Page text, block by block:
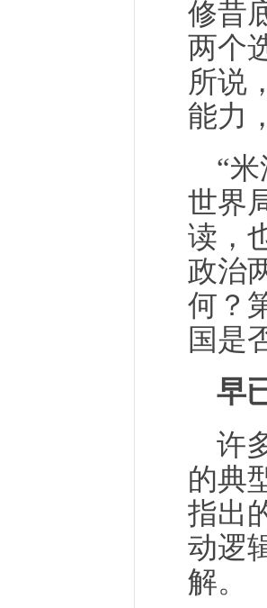
修昔
两个
所说
能力
“
世界
读，
政治
何？
国是
早
许
的典
指出
动逻
解。